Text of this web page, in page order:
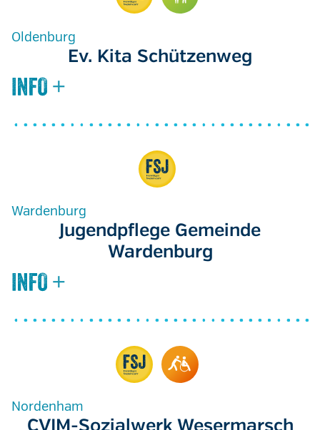
Oldenburg
Ev. Kita Schützenweg
Wardenburg
Jugendpflege Gemeinde
Wardenburg
Nordenham